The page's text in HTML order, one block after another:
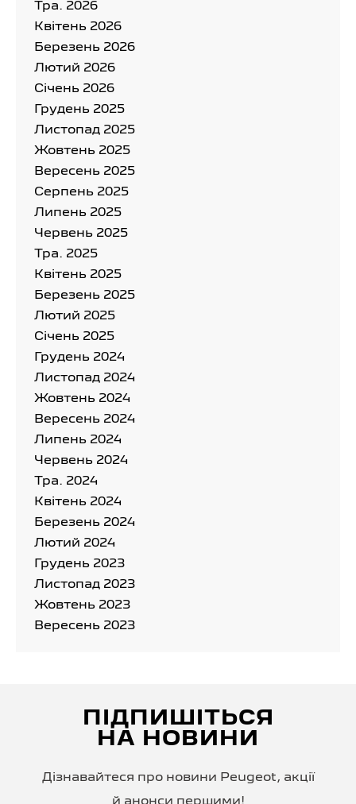
Тра. 2026
Квітень 2026
Березень 2026
Лютий 2026
Cічень 2026
Грудень 2025
Листопад 2025
Жовтень 2025
Вересень 2025
Серпень 2025
Липень 2025
Червень 2025
Тра. 2025
Квітень 2025
Березень 2025
Лютий 2025
Cічень 2025
Грудень 2024
Листопад 2024
Жовтень 2024
Вересень 2024
Липень 2024
Червень 2024
Тра. 2024
Квітень 2024
Березень 2024
Лютий 2024
Грудень 2023
Листопад 2023
Жовтень 2023
Вересень 2023
ПІДПИШІТЬСЯ
НА НОВИНИ
Дізнавайтеся про новини Peugeot, акції
й анонси першими!